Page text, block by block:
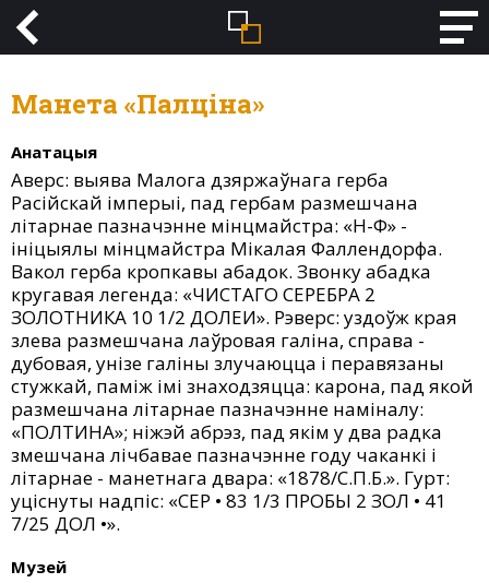
Манета «Палціна»
Анатацыя
Аверс: выява Малога дзяржаўнага герба
Расійскай імперыі, пад гербам размешчана
літарнае пазначэнне мінцмайстра: «Н-Ф» -
ініцыялы мінцмайстра Мікалая Фаллендорфа.
Вакол герба кропкавы абадок. Звонку абадка
кругавая легенда: «ЧИСТАГО СЕРЕБРА 2
ЗОЛОТНИКА 10 1/2 ДОЛЕИ». Рэверс: уздоўж края
злева размешчана лаўровая галіна, справа -
дубовая, унізе галіны злучаюцца і перавязаны
стужкай, паміж імі знаходзяцца: карона, пад якой
размешчана літарнае пазначэнне наміналу:
«ПОЛТИНА»; ніжэй абрэз, пад якім у два радка
змешчана лічбавае пазначэнне году чаканкі і
літарнае - манетнага двара: «1878/С.П.Б.». Гурт:
уціснуты надпіс: «СЕР • 83 1/3 ПРОБЫ 2 ЗОЛ • 41
7/25 ДОЛ •».
Музей